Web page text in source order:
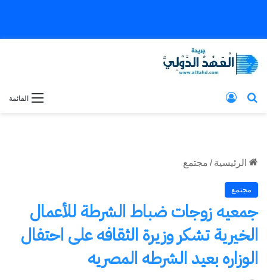
القائمة بحث عن
الرئيسية / مجتمع
مجتمع
جمعيه زوجات ضباط الشرطة للأعمال
الخيرية تشكر وزيرة الثقافه على احتفال
الوزاره بعيد الشرطه المصريه